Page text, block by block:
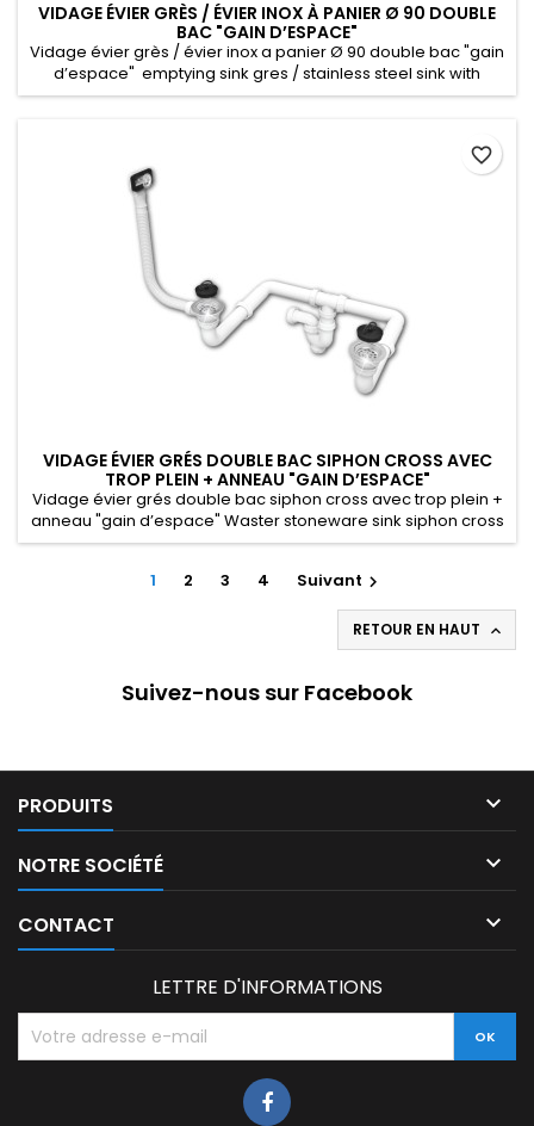
VIDAGE ÉVIER GRÈS / ÉVIER INOX À PANIER Ø 90 DOUBLE
BAC "GAIN D’ESPACE"
Vidage évier grès / évier inox a panier Ø 90 double bac "gain
d’espace" emptying sink gres / stainless steel sink with
basket Ø 90 double bin "space saving" «هازﺗﻔﺮﻳﻎ حوض الخزف
VIDAGE ÉVIER GRÉS DOUBLE BAC SIPHON CROSS AVEC
TROP PLEIN + ANNEAU "GAIN D’ESPACE"
Vidage évier grés double bac siphon cross avec trop plein +
anneau "gain d’espace" Waster stoneware sink siphon cross
overflow with ring "space saving" «وصلة ﺗﻔرﻳﻎ سيفون كروس
favorite_border
1 2 3 4 Suivant 
RETOUR EN HAUT 
Suivez-nous sur Facebook
PRODUITS 
NOTRE SOCIÉTÉ 
CONTACT 
LETTRE D'INFORMATIONS